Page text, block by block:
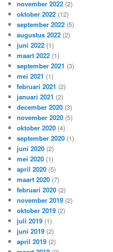
november 2022 (2)
oktober 2022 (12)
september 2022 (5)
augustus 2022 (2)
juni 2022 (1)
maart 2022 (1)
september 2021 (3)
mei 2021 (1)
februari 2021 (2)
januari 2021 (2)
december 2020 (3)
november 2020 (5)
oktober 2020 (4)
september 2020 (1)
juni 2020 (2)
mei 2020 (1)
april 2020 (5)
maart 2020 (7)
februari 2020 (2)
november 2019 (2)
oktober 2019 (2)
juli 2019 (1)
juni 2019 (2)
april 2019 (2)